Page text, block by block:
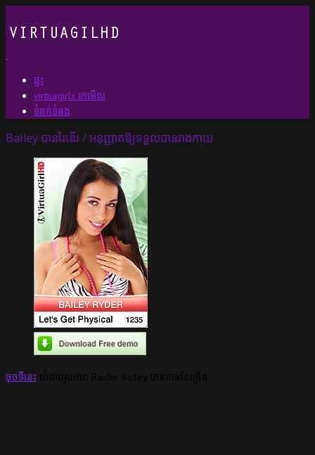
ផ្ទះ
virtuagirls រកមើល
ទំនក់ទំនង
Bailey បានរៃឌើរ / អនុញ្ញាតឱ្យទទួលបានរាងកាយ
ចុច​ទីនេះ